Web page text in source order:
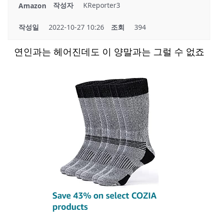
Amazon 작성자 KReporter3
작성일 2022-10-27 10:26 조회 394
연인과는 헤어진데도 이 양말과는 그럴 수 없죠